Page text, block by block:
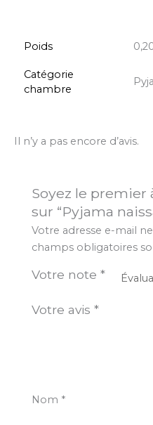
Poids
Catégorie
chambre
Il n’y a pas encore d’avis.
Soyez le premier
sur “Pyjama
Votre adresse e-mail
champs obligatoires
Votre note*
Votre avis*
Nom *